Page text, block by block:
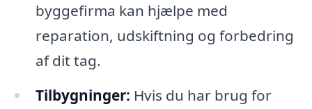
byggefirma kan hjælpe med
reparation, udskiftning og forbedring
af dit tag.
Tilbygninger: Hvis du har brug for